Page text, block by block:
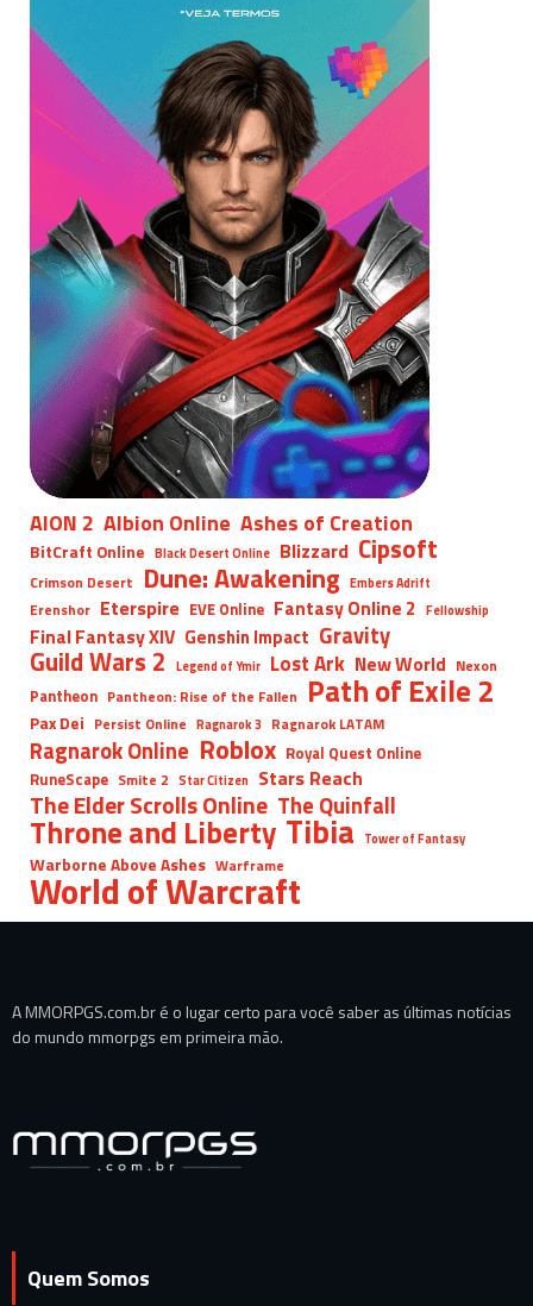
AION 2 Albion Online Ashes of Creation
BitCraft Online Black Desert Online Blizzard Cipsoft
Crimson Desert Dune: Awakening Embers Adrift
Erenshor Eterspire EVE Online Fantasy Online 2 Fellowship
Final Fantasy XIV Genshin Impact Gravity
Guild Wars 2 Legend of Ymir Lost Ark New World Nexon
Pantheon Pantheon: Rise of the Fallen Path of Exile 2
Pax Dei Persist Online Ragnarok 3 Ragnarok LATAM
Ragnarok Online Roblox Royal Quest Online
RuneScape Smite 2 Star Citizen Stars Reach
The Elder Scrolls Online The Quinfall
Throne and Liberty Tibia Tower of Fantasy
Warborne Above Ashes Warframe
World of Warcraft
A MMORPGS.com.br é o lugar certo para você saber as últimas notícias
do mundo mmorpgs em primeira mão.
Quem Somos